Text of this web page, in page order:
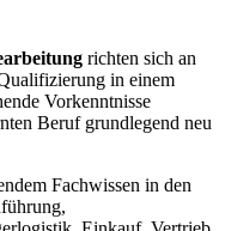
richten sich an
in einem
Vorkenntnisse
Beruf grundlegend neu
Fachwissen in den